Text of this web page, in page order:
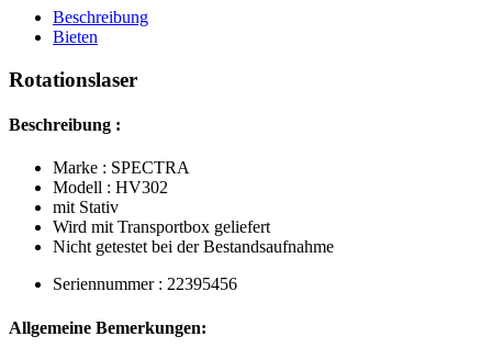
Beschreibung
Bieten
Rotationslaser
Beschreibung :
Marke : SPECTRA
Modell : HV302
mit Stativ
Wird mit Transportbox geliefert
Nicht getestet bei der Bestandsaufnahme
Seriennummer : 22395456
Allgemeine Bemerkungen: